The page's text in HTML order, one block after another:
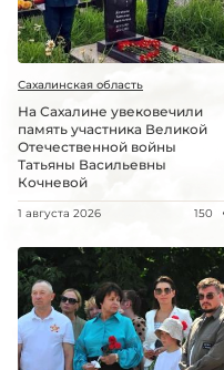
Сахалинская область
На Сахалине увековечили
память участника Великой
Отечественной войны
Татьяны Васильевны
Кочневой
1 августа 2026 150